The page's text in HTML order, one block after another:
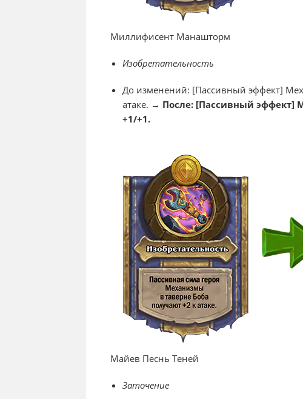
Миллифисент Манашторм
Изобретательность
До изменений: [Пассивный эффект]
атаке. → После: [Пассивный эффект]
+1/+1.
Майев Песнь Теней
Заточение